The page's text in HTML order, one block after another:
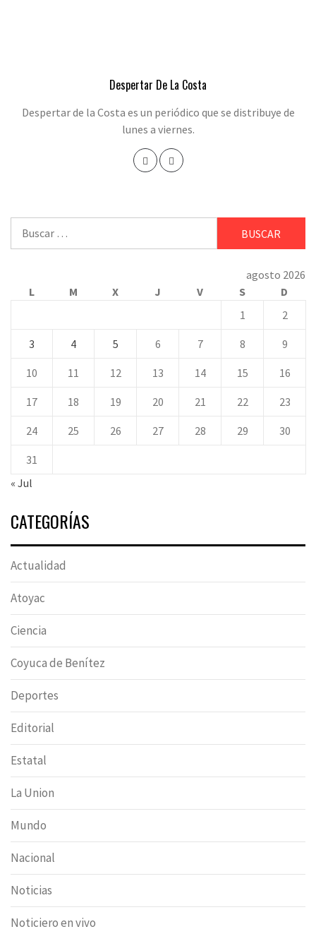
Despertar De La Costa
Despertar de la Costa es un periódico que se distribuye de
lunes a viernes.
agosto 2026
L
M X J V S
D
1
2
3 4 5 6 7 8 9
10 11 12 13 14 15 16
17 18 19 20 21 22 23
24 25 26 27 28 29 30
31
« Jul
CATEGORÍAS
Actualidad
Atoyac
Ciencia
Coyuca de Benítez
Deportes
Editorial
Estatal
La Union
Mundo
Nacional
Noticias
Noticiero en vivo